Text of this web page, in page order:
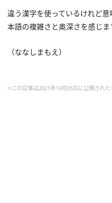
違う漢字を使っているけれど
本語の複雑さと奥深さを感じま
（ななしまもえ）
※この記事は2021年10月05日に公開された